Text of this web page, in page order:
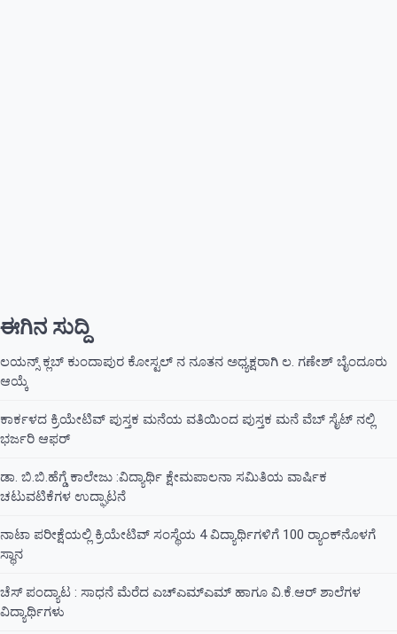
ಈಗಿನ ಸುದ್ದಿ
ಲಯನ್ಸ್ ಕ್ಲಬ್ ಕುಂದಾಪುರ ಕೋಸ್ಟಲ್ ನ ನೂತನ ಅಧ್ಯಕ್ಷರಾಗಿ ಲ. ಗಣೇಶ್ ಬೈಂದೂರು
ಆಯ್ಕೆ
ಕಾರ್ಕಳದ ಕ್ರಿಯೇಟಿವ್ ಪುಸ್ತಕ ಮನೆಯ ವತಿಯಿಂದ ಪುಸ್ತಕ ಮನೆ ವೆಬ್ ಸೈಟ್ ನಲ್ಲಿ
ಭರ್ಜರಿ ಆಫರ್
ಡಾ. ಬಿ.ಬಿ.ಹೆಗ್ಡೆ ಕಾಲೇಜು :ವಿದ್ಯಾರ್ಥಿ ಕ್ಷೇಮಪಾಲನಾ ಸಮಿತಿಯ ವಾರ್ಷಿಕ
ಚಟುವಟಿಕೆಗಳ ಉದ್ಘಾಟನೆ
ನಾಟಾ ಪರೀಕ್ಷೆಯಲ್ಲಿ ಕ್ರಿಯೇಟಿವ್ ಸಂಸ್ಥೆಯ 4 ವಿದ್ಯಾರ್ಥಿಗಳಿಗೆ 100 ರ‍್ಯಾಂಕ್‌ನೊಳಗೆ
ಸ್ಥಾನ
ಚೆಸ್ ಪಂದ್ಯಾಟ : ಸಾಧನೆ ಮೆರೆದ ಎಚ್ಎಮ್ಎಮ್ ಹಾಗೂ ವಿ.ಕೆ.ಆರ್ ಶಾಲೆಗಳ
ವಿದ್ಯಾರ್ಥಿಗಳು